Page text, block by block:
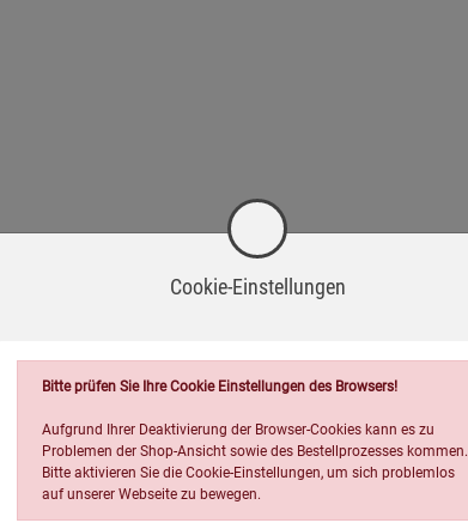
Cookie-Einstellungen
Bitte prüfen Sie Ihre Cookie Einstellungen des Browsers!
Aufgrund Ihrer Deaktivierung der Browser-Cookies kann es zu
Problemen der Shop-Ansicht sowie des Bestellprozesses kommen.
Bitte aktivieren Sie die Cookie-Einstellungen, um sich problemlos
auf unserer Webseite zu bewegen.